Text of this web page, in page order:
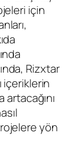
için
Rizxtar
içeriklerin
artacağını
yön